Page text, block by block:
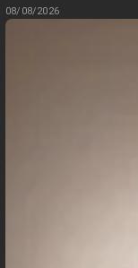
08/08/2026